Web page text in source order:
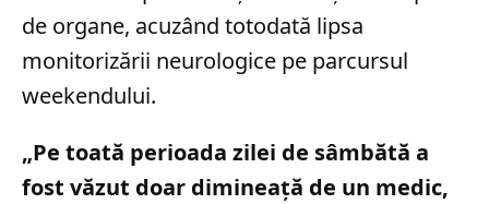
de organe, acuzând totodată lipsa
monitorizării neurologice pe parcursul
weekendului.
„Pe toată perioada zilei de sâmbătă a
fost văzut doar dimineaţă de un medic,